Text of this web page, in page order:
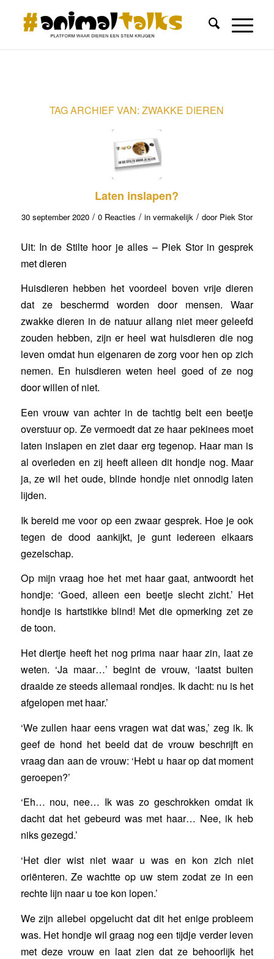
TAG ARCHIEF VAN:ZWAKKE DIEREN
Laten inslapen?
30 september 2020 / 0 Reacties / in vermakelijk / door Piek Stor
Uit: In de Stilte hoor je alles – Piek Stor in gesprek
met dieren
Huisdieren hebben het voordeel boven vrije dieren
dat ze beschermd worden door mensen. Waar
zwakke dieren in de natuur allang niet meer geleefd
zouden hebben, zijn er heel wat huisdieren die nog
leven omdat hun eigenaren de zorg voor hen op zich
nemen. En huisdieren weten heel goed of ze nog
door willen of niet.
Een vrouw van achter in de tachtig belt een beetje
overstuur op. Ze vermoedt dat ze haar pekinees moet
laten inslapen en ziet daar erg tegenop. Haar man is
al overleden en zij heeft alleen dit hondje nog. Maar
ja, ze wil het oude, blinde hondje niet onnodig laten
lijden.
Ik bereid me voor op een zwaar gesprek. Hoe je ook
tegen de dood aankijkt, je gunt iedereen elkaars
gezelschap.
Op mijn vraag hoe het met haar gaat, antwoordt het
hondje: ‘Goed, alleen een beetje slecht zicht.’ Het
hondje is hartstikke blind! Met die opmerking zet ze
de toon.
Het diertje heeft het nog prima naar haar zin, laat ze
weten. ‘Ja maar…’ begint de vrouw, ‘laatst buiten
draaide ze steeds allemaal rondjes. Ik dacht: nu is het
afgelopen met haar.’
‘We zullen haar eens vragen wat dat was,’ zeg ik. Ik
geef de hond het beeld dat de vrouw beschrijft en
vraag dan aan de vrouw: ‘Hebt u haar op dat moment
geroepen?’
‘Eh… nou, nee… Ik was zo geschrokken omdat ik
dacht dat het gebeurd was met haar… Nee, ik heb
niks gezegd.’
‘Het dier wist niet waar u was en kon zich niet
oriënteren. Ze wachtte op uw stem zodat ze in een
rechte lijn naar u toe kon lopen.’
We zijn allebei opgelucht dat dit het enige probleem
was. Het hondje wil graag nog een tijdje verder leven
met deze vrouw en laat zien dat ze behoorlijk het